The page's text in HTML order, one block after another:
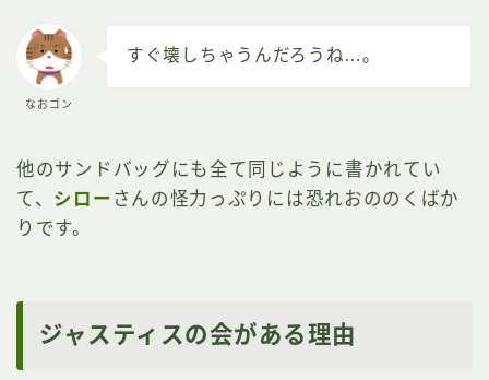
なおゴン
すぐ壊しちゃうんだろうね…。
他のサンドバッグにも全て同じように書かれてい
て、 シロー さんの怪力っぷりには恐れおののくばか
りです。
ジャスティスの会がある理由